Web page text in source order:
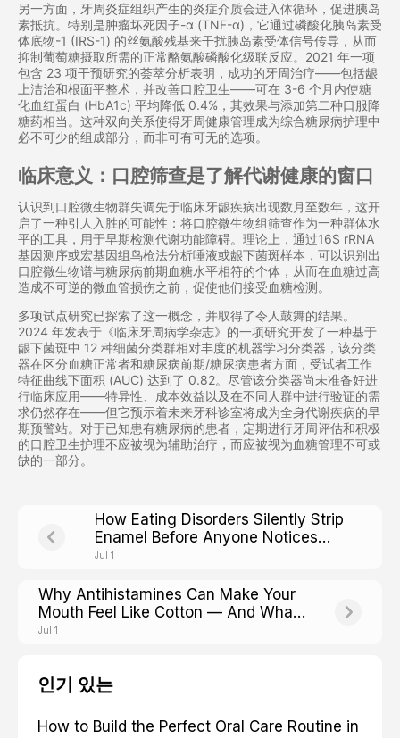
另一方面，牙周炎症组织产生的炎症介质会进入体循环，促进胰岛
素抵抗。特别是肿瘤坏死因子-α (TNF-α)，它通过磷酸化胰岛素受
体底物-1 (IRS-1) 的丝氨酸残基来干扰胰岛素受体信号传导，从而
抑制葡萄糖摄取所需的正常酪氨酸磷酸化级联反应。2021 年一项
包含 23 项干预研究的荟萃分析表明，成功的牙周治疗——包括龈
上洁治和根面平整术，并改善口腔卫生——可在 3-6 个月内使糖
化血红蛋白 (HbA1c) 平均降低 0.4%，其效果与添加第二种口服降
糖药相当。这种双向关系使得牙周健康管理成为综合糖尿病护理中
必不可少的组成部分，而非可有可无的选项。
临床意义：口腔筛查是了解代谢健康的窗口
认识到口腔微生物群失调先于临床牙龈疾病出现数月至数年，这开
启了一种引人入胜的可能性：将口腔微生物组筛查作为一种群体水
平的工具，用于早期检测代谢功能障碍。理论上，通过16S rRNA
基因测序或宏基因组鸟枪法分析唾液或龈下菌斑样本，可以识别出
口腔微生物谱与糖尿病前期血糖水平相符的个体，从而在血糖过高
造成不可逆的微血管损伤之前，促使他们接受血糖检测。
多项试点研究已探索了这一概念，并取得了令人鼓舞的结果。
2024 年发表于《临床牙周病学杂志》的一项研究开发了一种基于
龈下菌斑中 12 种细菌分类群相对丰度的机器学习分类器，该分类
器在区分血糖正常者和糖尿病前期/糖尿病患者方面，受试者工作
特征曲线下面积 (AUC) 达到了 0.82。尽管该分类器尚未准备好进
行临床应用——特异性、成本效益以及在不同人群中进行验证的需
求仍然存在——但它预示着未来牙科诊室将成为全身代谢疾病的早
期预警站。对于已知患有糖尿病的患者，定期进行牙周评估和积极
的口腔卫生护理不应被视为辅助治疗，而应被视为血糖管理不可或
缺的一部分。
How Eating Disorders Silently Strip
Enamel Before Anyone Notices
Weight Loss
Jul 1
Why Antihistamines Can Make Your
Mouth Feel Like Cotton — And What
That Means for Cavity Risk
Jul 1
인기 있는
How to Build the Perfect Oral Care Routine in